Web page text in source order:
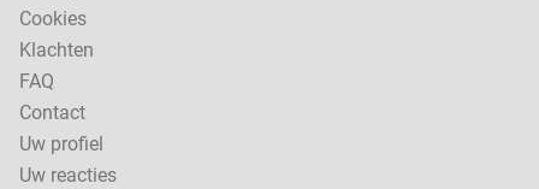
Cookies
Klachten
FAQ
Contact
Uw profiel
Uw reacties